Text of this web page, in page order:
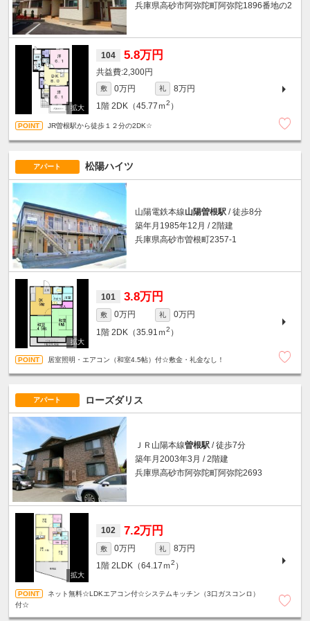
兵庫県高砂市阿弥陀町阿弥陀1896番地の2
104 5.8万円
2,300円
敷 0万円 礼
8万円
1階 2DK（45.77ｍ2 ）
JR曽根駅から徒歩１２分の2DK☆
アパート 松陽ハイツ
山陽電鉄本線山陽曽根駅 / 徒歩8分
築年月1985年12月 / 2階建
兵庫県高砂市曽根町2357-1
101 3.8万円
敷 0万円 礼
0万円
1階 2DK（35.91ｍ2 ）
居室照明・エアコン（和室4.5帖）付☆敷金・礼金なし！
アパート ローズダリス
ＪＲ山陽本線曽根駅 / 徒歩7分
築年月2003年3月 / 2階建
兵庫県高砂市阿弥陀町阿弥陀2693
102 7.2万円
敷 0万円 礼
8万円
1階 2LDK（64.17ｍ2 ）
ネット無料☆LDKエアコン付☆システムキッチン（3口ガスコンロ）
付☆